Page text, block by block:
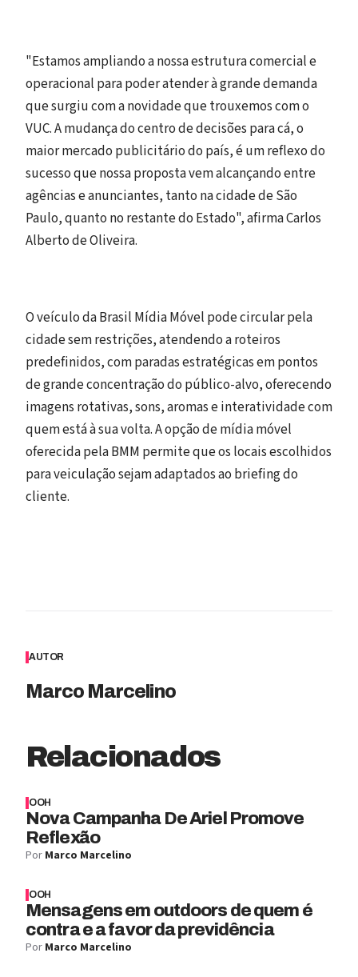
"Estamos ampliando a nossa estrutura comercial e
operacional para poder atender à grande demanda
que surgiu com a novidade que trouxemos com o
VUC. A mudança do centro de decisões para cá, o
maior mercado publicitário do país, é um reflexo do
sucesso que nossa proposta vem alcançando entre
agências e anunciantes, tanto na cidade de São
Paulo, quanto no restante do Estado", afirma Carlos
Alberto de Oliveira.
O veículo da Brasil Mídia Móvel pode circular pela
cidade sem restrições, atendendo a roteiros
predefinidos, com paradas estratégicas em pontos
de grande concentração do público-alvo, oferecendo
imagens rotativas, sons, aromas e interatividade com
quem está à sua volta. A opção de mídia móvel
oferecida pela BMM permite que os locais escolhidos
para veiculação sejam adaptados ao briefing do
cliente.
AUTOR
Marco Marcelino
Relacionados
OOH
Nova Campanha De Ariel Promove
Reflexão
Por Marco Marcelino
OOH
Mensagens em outdoors de quem é
contra e a favor da previdência
Por Marco Marcelino